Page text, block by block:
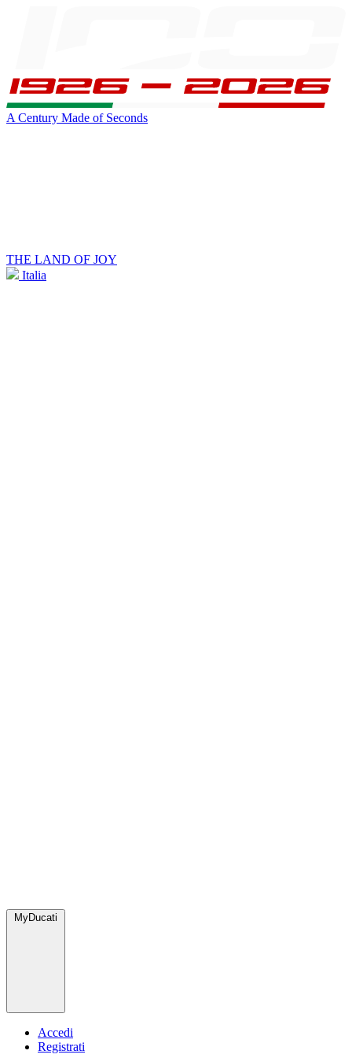
A Century Made of Seconds
THE LAND OF JOY
Italia
MyDucati
Accedi
Registrati